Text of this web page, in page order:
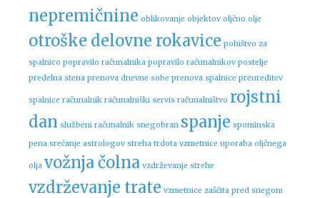
nepremičnine oblikovanje objektov oljčno olje
otroške delovne rokavice pohištvo za
spalnico popravilo računalnika popravilo računalnikov postelje
predelna stena prenova dnevne sobe prenova spalnice preureditev
spalnice računalnik računalniški servis računalništvo rojstni
dan službeni računalnik snegobran spanje spominska
pena srečanje astrologov streha trdota vzmetnice uporaba oljčnega
olja vožnja čolna vzdrževanje strehe
vzdrževanje trate vzmetnice zaščita pred snegom